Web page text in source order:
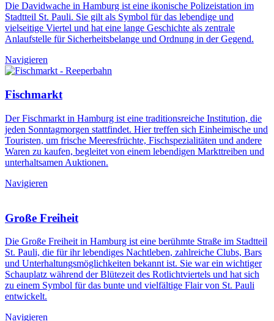
Die Davidwache in Hamburg ist eine ikonische Polizeistation im
Stadtteil St. Pauli. Sie gilt als Symbol für das lebendige und
vielseitige Viertel und hat eine lange Geschichte als zentrale
Anlaufstelle für Sicherheitsbelange und Ordnung in der Gegend.
Navigieren
Fischmarkt
Der Fischmarkt in Hamburg ist eine traditionsreiche Institution, die
jeden Sonntagmorgen stattfindet. Hier treffen sich Einheimische und
Touristen, um frische Meeresfrüchte, Fischspezialitäten und andere
Waren zu kaufen, begleitet von einem lebendigen Markttreiben und
unterhaltsamen Auktionen.
Navigieren
Große Freiheit
Die Große Freiheit in Hamburg ist eine berühmte Straße im Stadtteil
St. Pauli, die für ihr lebendiges Nachtleben, zahlreiche Clubs, Bars
und Unterhaltungsmöglichkeiten bekannt ist. Sie war ein wichtiger
Schauplatz während der Blütezeit des Rotlichtviertels und hat sich
zu einem Symbol für das bunte und vielfältige Flair von St. Pauli
entwickelt.
Navigieren